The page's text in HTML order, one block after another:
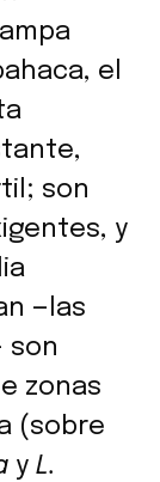
el
son
y
—las
son
zonas
(sobre
y L.